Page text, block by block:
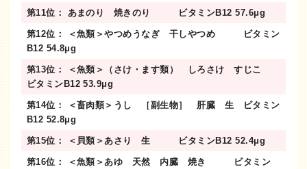
第11位： あまのり 焼きのり ビタミンB12 57.6μg
第12位： ＜魚類＞やつめうなぎ 干しやつめ ビタミン
B12 54.8μg
第13位： ＜魚類＞（さけ・ます類） しろさけ すじこ
ビタミンB12 53.9μg
第14位： ＜畜肉類＞うし ［副生物］ 肝臓 生 ビタミン
B12 52.8μg
第15位： ＜貝類＞あさり 生 ビタミンB12 52.4μg
第16位： ＜魚類＞あゆ 天然 内臓 焼き ビタミン